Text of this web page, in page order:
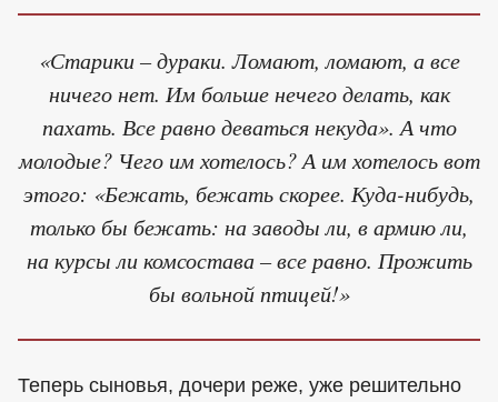
«Старики – дураки. Ломают, ломают, а все
ничего нет. Им больше нечего делать, как
пахать. Все равно деваться некуда». А что
молодые? Чего им хотелось? А им хотелось вот
этого: «Бежать, бежать скорее. Куда-нибудь,
только бы бежать: на заводы ли, в армию ли,
на курсы ли комсостава – все равно. Прожить
бы вольной птицей!»
Теперь сыновья, дочери реже, уже решительно